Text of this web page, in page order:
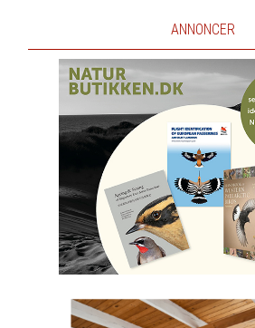
ANNONCER